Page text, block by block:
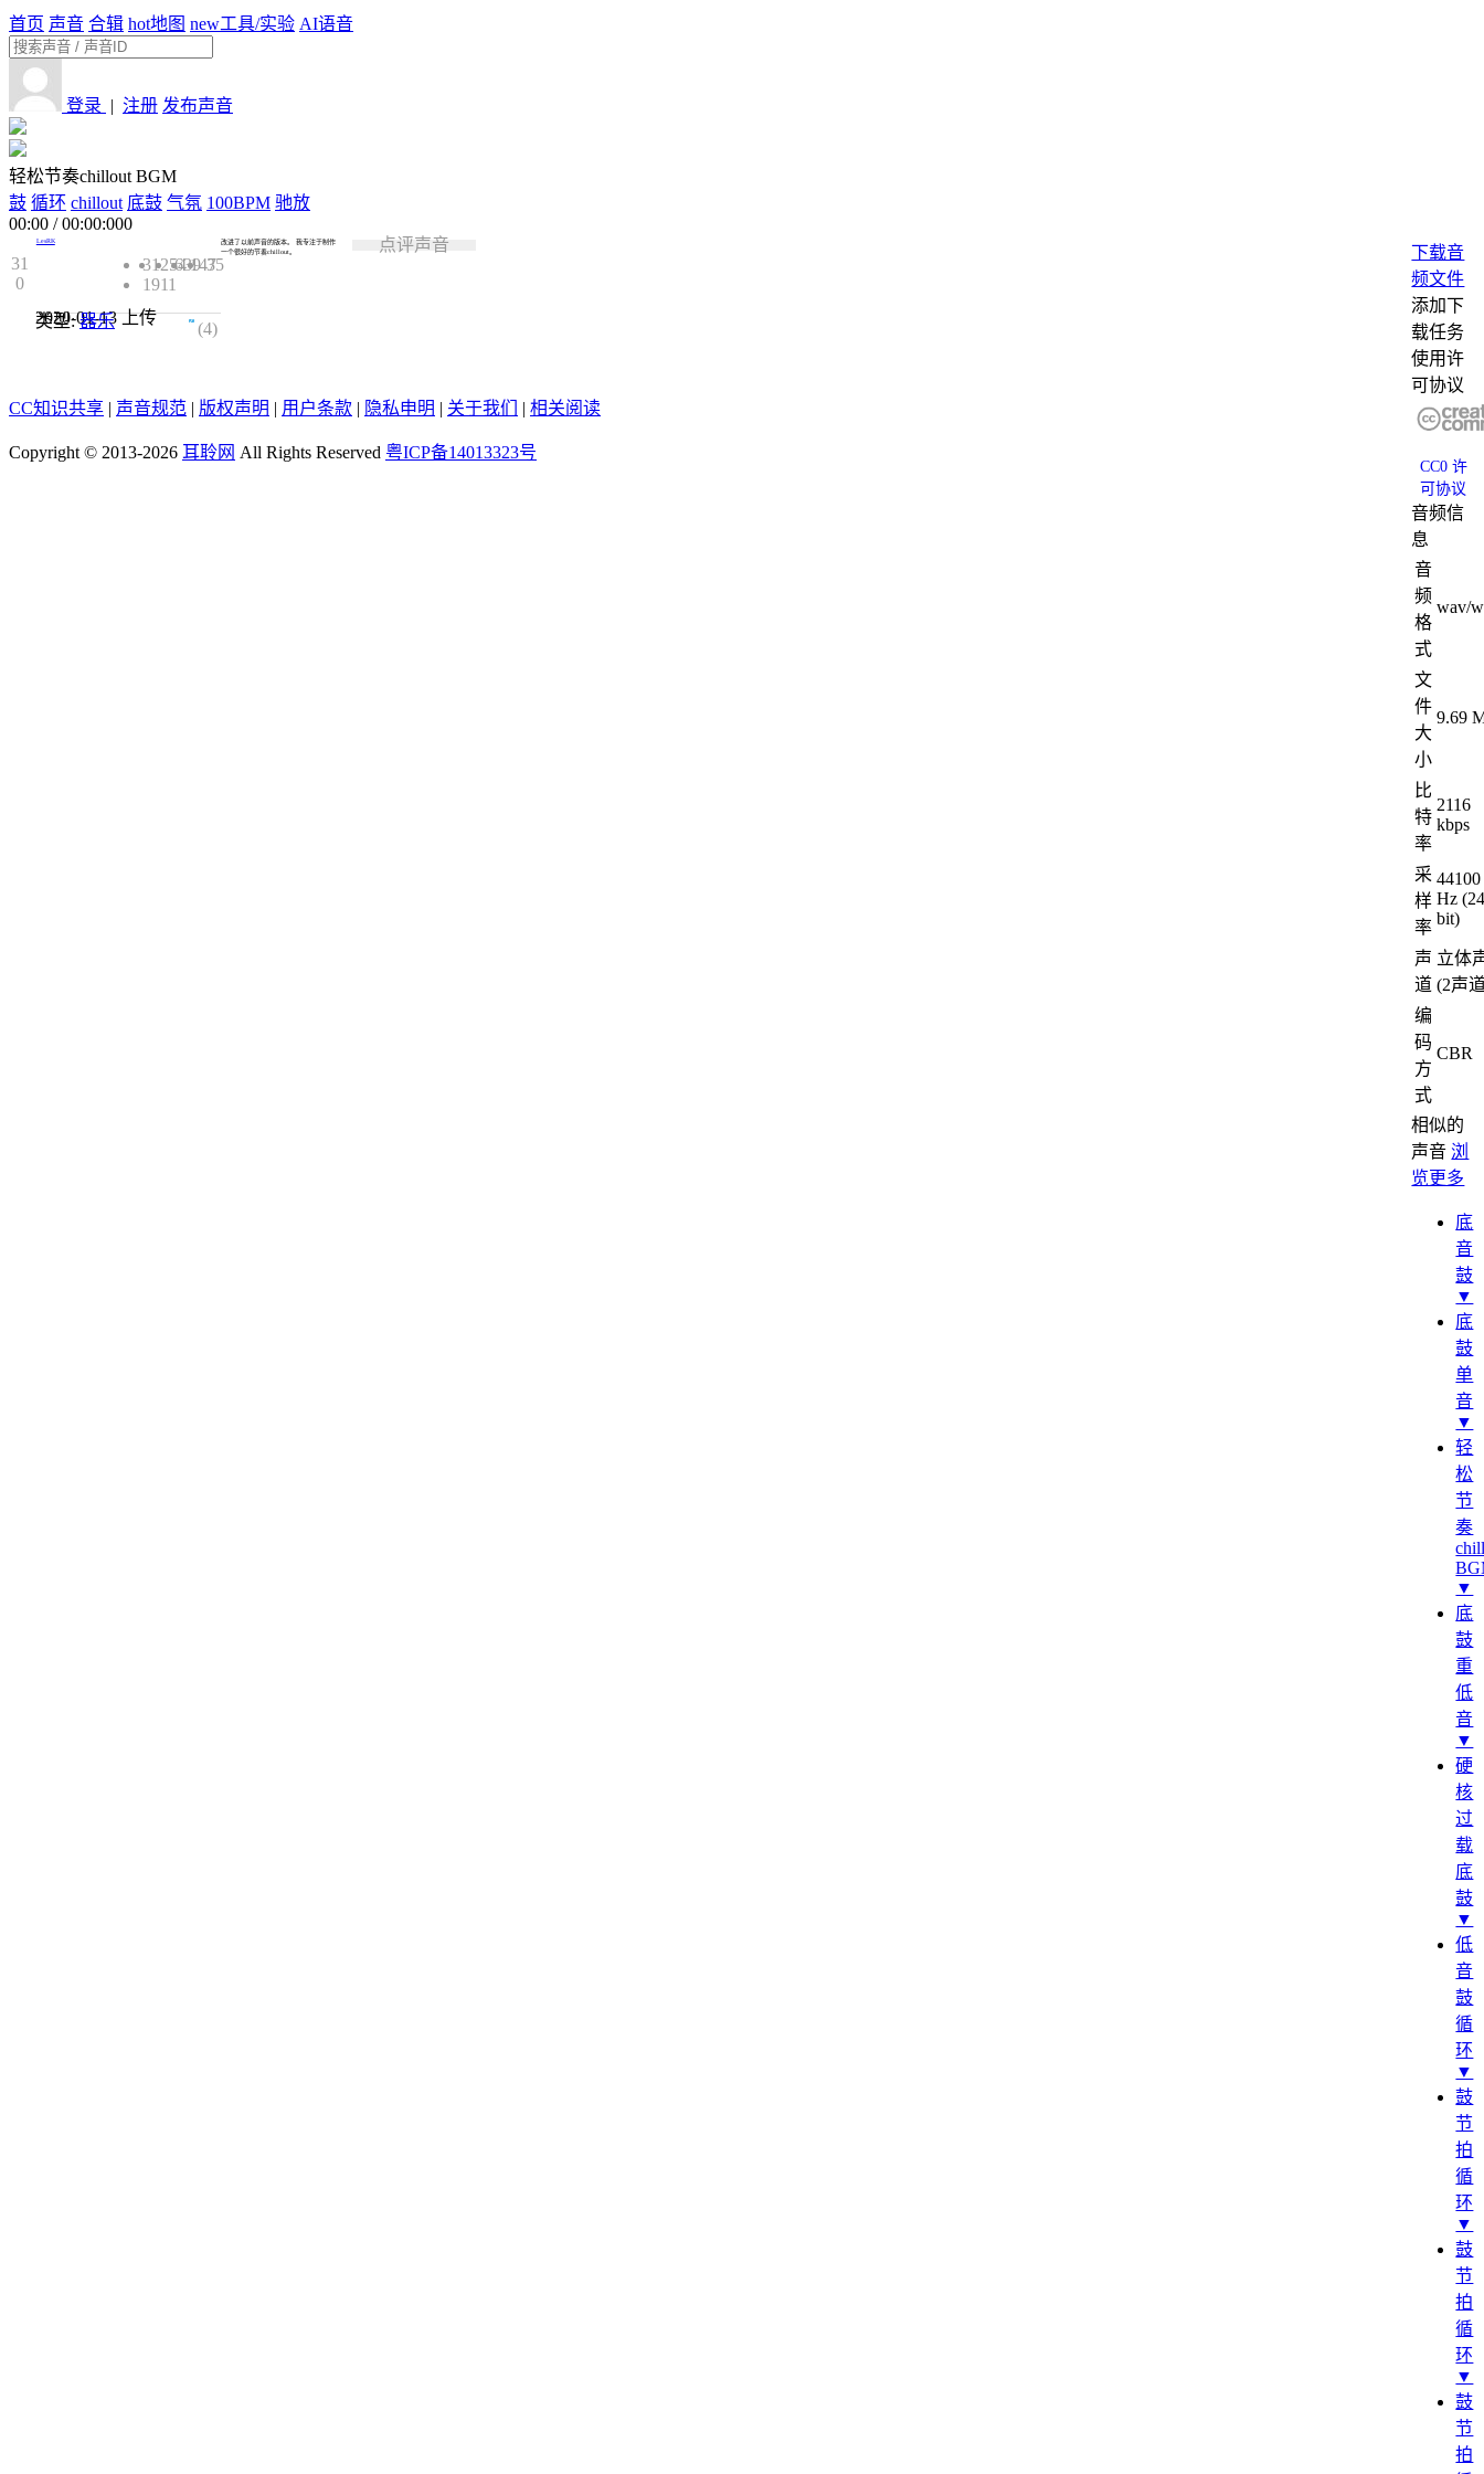
首页 声音 合辑 hot地图 new工具/实验 AI语音
登录 | 注册 发布声音
轻松节奏chillout BGM
鼓 循环 chillout 底鼓 气氛 100BPM 驰放
00:00 /00:00:000
31
0
LesRK
3125463914735
1911
2020-01-13上传
类型:器乐 4.8
(4)
下载音
频文件
添加下
载任务
使用许
可协议
CC0 许
可协议
音频信
息
音
频
格
式
wav/
文
件
大
小
9.69
比
特
率
2116
kbps
采
样
率
44100
Hz
bit)
声
道
立体
(2声
编
码
方
式
CBR
相似的
声音 浏
览更多
底
音
鼓
▼
底
鼓
单
音
▼
轻
松
节
奏
▼
底
鼓
重
低
音
▼
硬
核
过
载
底
鼓
▼
低
音
鼓
循
环
▼
鼓
节
拍
循
环
▼
鼓
节
拍
循
环
▼
鼓
节
拍
改进了以前声音的版本。 我专注于制作
一个很好的节奏chillout。
点评声音
CC知识共享 | 声音规范 | 版权声明 | 用户条款 | 隐私申明 | 关于我们 | 相关阅读
Copyright © 2013-2026 耳聆网 All Rights Reserved 粤ICP备14013323号